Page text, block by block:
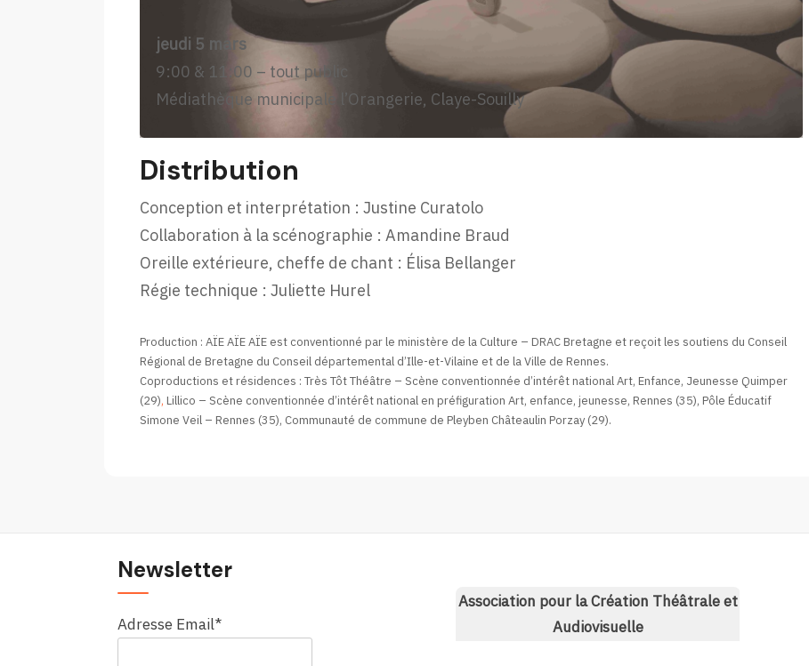
jeudi 5 mars
9:00 & 11:00 – tout public
Médiathèque municipale l’Orangerie, Claye-Souilly
Distribution
Conception et interprétation : Justine Curatolo
Collaboration à la scénographie : Amandine Braud
Oreille extérieure, cheffe de chant : Élisa Bellanger
Régie technique : Juliette Hurel
Production : AÏE AÏE AÏE est conventionné par le ministère de la Culture – DRAC Bretagne et reçoit les soutiens du Conseil
Régional de Bretagne du Conseil départemental d’Ille-et-Vilaine et de la Ville de Rennes.
Coproductions et résidences : Très Tôt Théâtre – Scène conventionnée d’intérêt national Art, Enfance, Jeunesse Quimper
(29), Lillico – Scène conventionnée d’intérêt national en préfiguration Art, enfance, jeunesse, Rennes (35), Pôle Éducatif
Simone Veil – Rennes (35), Communauté de commune de Pleyben Châteaulin Porzay (29).
Newsletter
Adresse Email*
Association pour la Création Théâtrale et
Audiovisuelle